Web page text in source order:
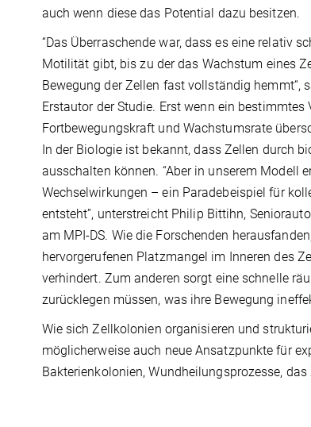
auch wenn diese das Potential dazu besitzen.
“Das Überraschende war, dass es eine relativ
Motilität gibt, bis zu der das Wachstum eines
Bewegung der Zellen fast vollständig hemmt“,
Erstautor der Studie. Erst wenn ein bestimmtes
Fortbewegungskraft und Wachstumsrate
In der Biologie ist bekannt, dass Zellen durch
ausschalten können. “Aber in unserem Modell
Wechselwirkungen – ein Paradebeispiel für
entsteht”, unterstreicht Philip Bittihn,
am MPI-DS. Wie die Forschenden
hervorgerufenen Platzmangel im Inneren des
verhindert. Zum anderen sorgt eine schnelle
zurücklegen müssen, was ihre Bewegung
Wie sich Zellkolonien organisieren und
möglicherweise auch neue Ansatzpunkte für
Bakterienkolonien, Wundheilungsprozesse,